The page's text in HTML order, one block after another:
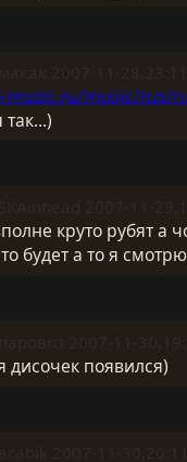
music.ru/music/rus/
так...)
круто рубят а
будет а то я
дисочек появился)